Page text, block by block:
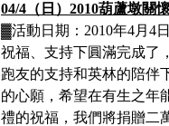
04/4（日） 2010葫蘆墩關
▓活動日期： 2010年4月4
祝福、支持下圓滿完成了
跑友的支持和英林的陪伴
的心願，希望在有生之年
禮的祝福，我們將捐贈二